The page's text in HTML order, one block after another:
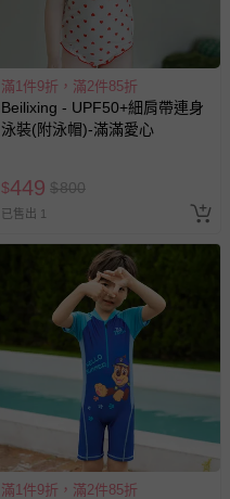
滿1件9折，滿2件85折
Beilixing - UPF50+細肩帶連身
泳裝(附泳帽)-滿滿愛心
$449 $800
已售出 1
滿1件9折，滿2件85折